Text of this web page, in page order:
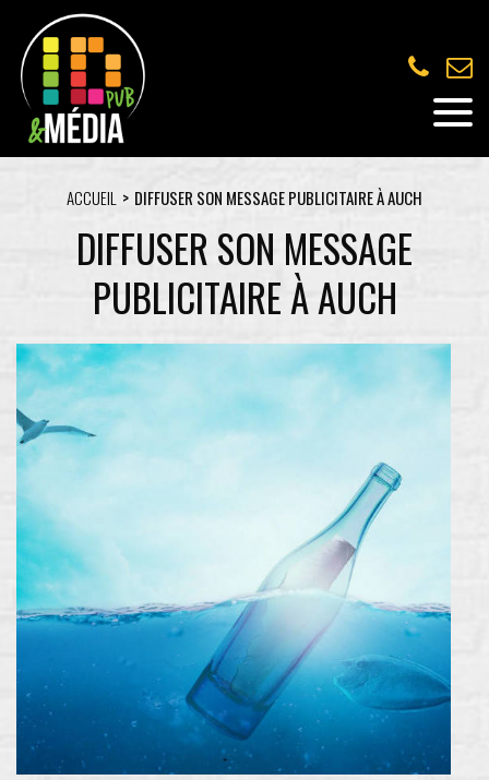
ACCUEIL DIFFUSER SON MESSAGE PUBLICITAIRE À AUCH
DIFFUSER SON MESSAGE
PUBLICITAIRE À AUCH